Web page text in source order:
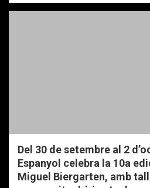
Del 30 de setembre al 2
Espanyol celebra la 10a
Miguel Biergarten, amb